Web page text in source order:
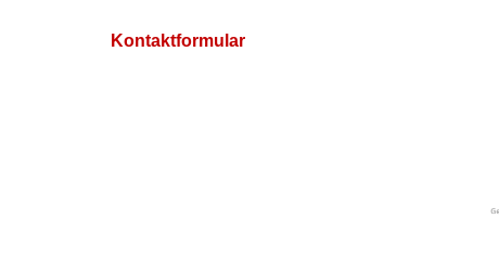
Kontaktformular